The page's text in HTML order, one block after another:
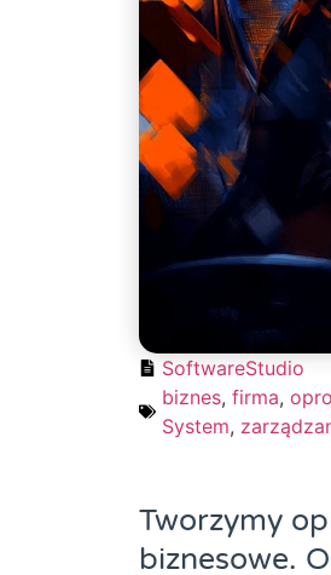
SoftwareStudio
biznes, firma,
System,
Tworzymy
biznesowe.